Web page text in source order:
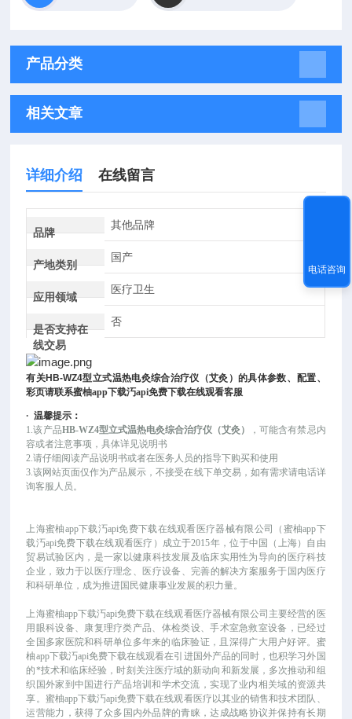
产品分类
相关文章
详细介绍 在线留言
品牌
其他品牌
产地类别
国产
应用领域
医疗卫生
是否支持在
线交易
否
有关HB-WZ4型立式温热电灸综合治疗仪（艾灸）的具体参数、配置、
彩页请联系蜜柚app下载汅api免费下载在线观看客服
·温馨提示：
1.该产品HB-WZ4型立式温热电灸综合治疗仪（艾灸） ，可能含有禁忌内
容或者注意事项，具体详见说明书
2.请仔细阅读产品说明书或者在医务人员的指导下购买和使用
3.该网站页面仅作为产品展示，不接受在线下单交易，如有需求请电话详
询客服人员。
上海蜜柚app下载汅api免费下载在线观看医疗器械有限公司（蜜柚app下
载汅api免费下载在线观看医疗）成立于2015年，位于中国（上海）自由
贸易试验区内，是一家以健康科技发展及临床实用性为导向的医疗科技
企业，致力于以医疗理念、医疗设备、完善的解决方案服务于国内医疗
和科研单位，成为推进国民健康事业发展的积力量。
上海蜜柚app下载汅api免费下载在线观看医疗器械有限公司主要经营的医
用眼科设备、康复理疗类产品、体检类设、手术室急救室设备，已经过
全国多家医院和科研单位多年来的临床验证，且深得广大用户好评。蜜
柚app下载汅api免费下载在线观看在引进国外产品的同时，也积学习外国
的*技术和临床经验，时刻关注医疗域的新动向和新发展，多次推动和组
织国外家到中国进行产品培训和学术交流，实现了业内相关域的资源共
享。蜜柚app下载汅api免费下载在线观看医疗以其业的销售和技术团队、
运营能力，获得了众多国内外品牌的青睐，达成战略协议并保持有长期
电话咨询